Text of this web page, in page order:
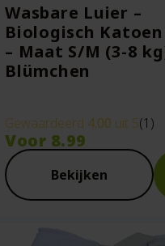
Wasbare Luier –
Biologisch
– Maat S/M (3-8
Blümchen
Gewaardeerd 4.00 uit 5(1)
Voor 8.99
Bekijken